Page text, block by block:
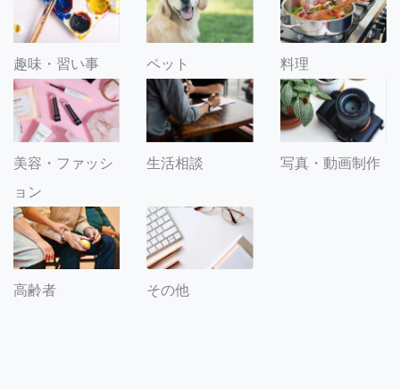
趣味・習い事 ペット 料理
美容・ファッシ
ョン
生活相談 写真・動画制作
高齢者 その他